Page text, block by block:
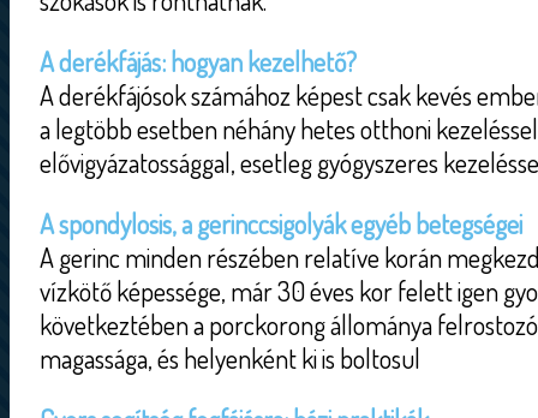
A derékfájás: hogyan kezelhető?
A derékfájósok számához képest csak kevés
a legtöbb esetben néhány hetes otthoni
elővigyázatossággal, esetleg gyógyszeres
A spondylosis, a gerinccsigolyák egyéb betegségei
A gerinc minden részében relatíve korán
vízkötő képessége, már 30 éves kor felett igen
következtében a porckorong állománya
magassága, és helyenként ki is boltosul